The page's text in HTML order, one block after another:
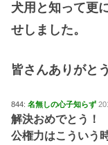
犬用と知って更
せしました。
皆さんありがと
844: 名無しの心子知らず
解決おめでとう！
公権力はこういう